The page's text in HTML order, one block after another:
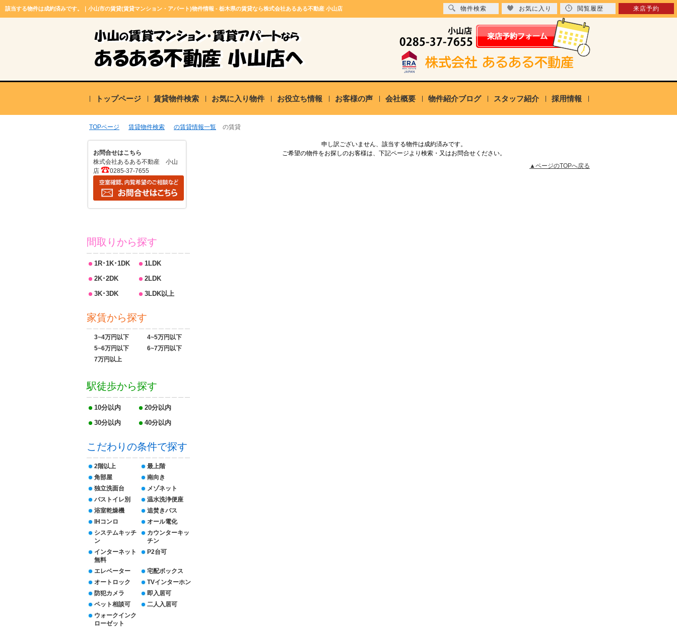
該当する物件は成約済みです。｜小山市の賃貸(賃貸マンション・アパート)物件情報 - 栃木県の賃貸なら株式会社あるある不動産 小山店 物件検索 お気に入り 閲覧履歴 来店予約
トップページ 賃貸物件検索 お気に入り物件 お役立ち情報 お客様の声 会社概要 物件紹介ブログ スタッフ紹介 採用情報
TOPページ 賃貸物件検索 の賃貸情報一覧 の賃貸
申し訳ございません、該当する物件は成約済みです。
ご希望の物件をお探しのお客様は、下記ページより検索・又はお問合せください。
▲ページのTOPへ戻る
お問合せはこちら
株式会社あるある不動産 小山
店
0285-37-7655
間取りから探す
1R･1K･1DK
1LDK
2K･2DK
2LDK
3K･3DK
3LDK以上
家賃から探す
3~4万円以下
4~5万円以下
5~6万円以下
6~7万円以下
7万円以上
駅徒歩から探す
10分以内
20分以内
30分以内
40分以内
こだわりの条件で探す
2階以上
最上階
角部屋
南向き
独立洗面台
メゾネット
バストイレ別
温水洗浄便座
浴室乾燥機
追焚きバス
IHコンロ
オール電化
システムキッチ
ン
カウンターキッ
チン
インターネット
無料
P2台可
エレベーター
宅配ボックス
オートロック
TVインターホン
防犯カメラ
即入居可
ペット相談可
二人入居可
ウォークインク
ローゼット